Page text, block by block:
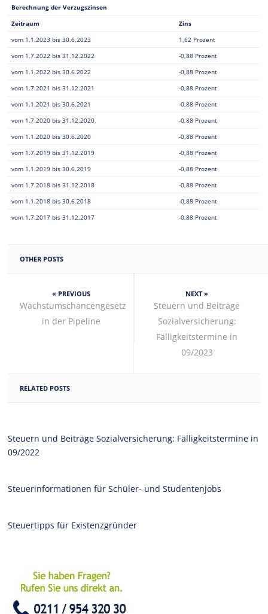
Berechnung der Verzugszinsen
Zeitraum
Zins
vom 1.1.2023 bis 30.6.2023
1,62 Prozent
vom 1.7.2022 bis 31.12.2022
-0,88 Prozent
vom 1.1.2022 bis 30.6.2022
-0,88 Prozent
vom 1.7.2021 bis 31.12.2021
-0,88 Prozent
vom 1.1.2021 bis 30.6.2021
-0,88 Prozent
vom 1.7.2020 bis 31.12.2020
-0,88 Prozent
vom 1.1.2020 bis 30.6.2020
-0,88 Prozent
vom 1.7.2019 bis 31.12.2019
-0,88 Prozent
vom 1.1.2019 bis 30.6.2019
-0,88 Prozent
vom 1.7.2018 bis 31.12.2018
-0,88 Prozent
vom 1.1.2018 bis 30.6.2018
-0,88 Prozent
vom 1.7.2017 bis 31.12.2017
-0,88 Prozent
OTHER POSTS
« PREVIOUS
Wachstumschancengesetz
in der Pipeline
NEXT »
Steuern und Beiträge
Sozialversicherung:
Fälligkeitstermine in
09/2023
RELATED POSTS
Steuern und Beiträge Sozialversicherung: Fälligkeitstermine in
09/2022
Steuerinformationen für Schüler- und Studentenjobs
Steuertipps für Existenzgründer